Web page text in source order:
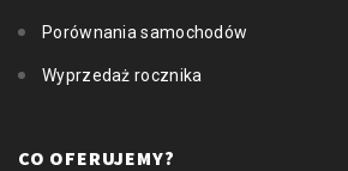
Porównania samochodów
Wyprzedaż rocznika
CO OFERUJEMY?